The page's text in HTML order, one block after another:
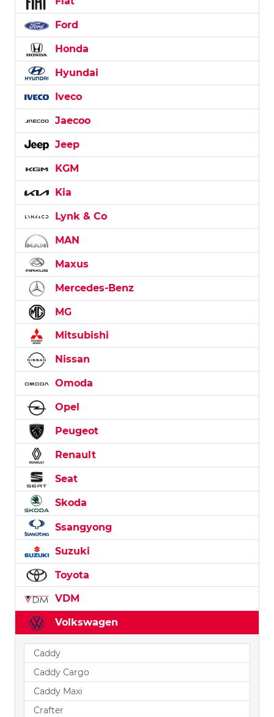
Ford
Honda
Hyundai
Iveco
Jaecoo
Jeep
KGM
Kia
Lynk & Co
MAN
Maxus
Mercedes-Benz
MG
Mitsubishi
Nissan
Omoda
Opel
Peugeot
Renault
Seat
Skoda
Ssangyong
Suzuki
Toyota
VDM
Volkswagen
Caddy
Caddy Cargo
Caddy Maxi
Crafter